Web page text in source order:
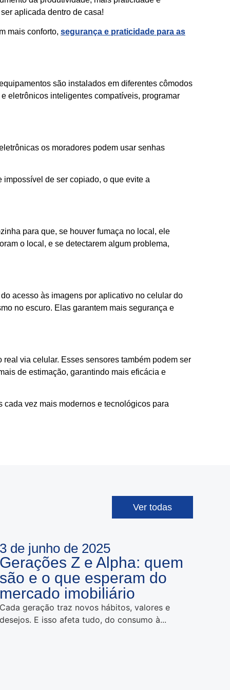
aplicada dentro de casa!
mais conforto, segurança e praticidade para as
são instalados em diferentes cômodos
eletrônicos inteligentes compatíveis, programar
os moradores podem usar senhas
de ser copiado, o que evite a
para que, se houver fumaça no local, ele
o local, e se detectarem algum problema,
acesso às imagens por aplicativo no celular do
no escuro. Elas garantem mais segurança e
via celular. Esses sensores também podem ser
de estimação, garantindo mais eficácia e
vez mais modernos e tecnológicos para
Ver todas
3 de junho de 2025
Gerações Z e Alpha: quem
são e o que esperam do
mercado imobiliário
Cada geração traz novos hábitos, valores e
desejos. E isso afeta tudo, do consumo à...